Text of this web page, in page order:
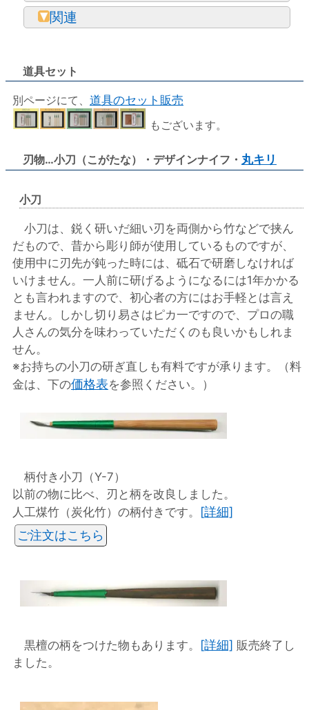
関連
道具セット
別ページにて、 道具のセット販売
もございます。
刃物…小刀（こがたな）・デザインナイフ・ 丸キリ
小刀
小刀は、鋭く研いだ細い刃を両側から竹などで挟ん
だもので、昔から彫り師が使用しているものですが、
使用中に刃先が鈍った時には、砥石で研磨しなければ
いけません。一人前に研げるようになるには1年かかる
とも言われますので、初心者の方にはお手軽とは言え
ません。しかし切り易さはピカ一ですので、プロの職
人さんの気分を味わっていただくのも良いかもしれま
せん。
※お持ちの小刀の研ぎ直しも有料ですが承ります。（料
金は、下の価格表を参照ください。）
柄付き小刀（Y-7）
以前の物に比べ、刃と柄を改良しました。
人工煤竹（炭化竹）の柄付きです。 [詳細]
ご注文はこちら
黒檀の柄をつけた物もあります。 [詳細] 販売終了し
ました。